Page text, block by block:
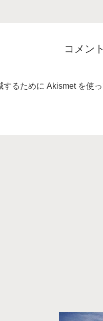
コメン
るために Akismet を使っ